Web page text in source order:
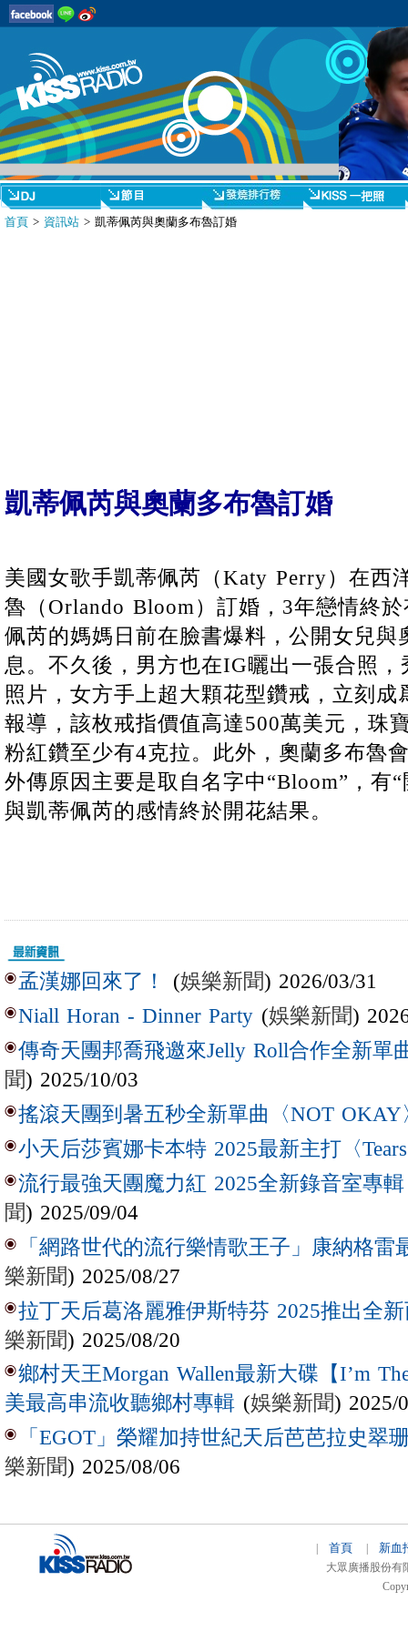
首頁 > 資訊站 > 凱蒂佩芮與奧蘭多布魯訂婚
凱蒂佩芮與奧蘭多布魯訂婚
美國女歌手凱蒂佩芮（Katy Perry）在西
魯（Orlando Bloom）訂婚，3年戀情終
佩芮的媽媽日前在臉書爆料，公開女兒與
息。不久後，男方也在IG曬出一張合照
照片，女方手上超大顆花型鑽戒，立刻
報導，該枚戒指價值高達500萬美元，珠
粉紅鑽至少有4克拉。此外，奧蘭多布魯
外傳原因主要是取自名字中“Bloom”，有
與凱蒂佩芮的感情終於開花結果。
孟漢娜回來了！ (娛樂新聞) 2026/03/31
Niall Horan - Dinner Party (娛樂新聞)
傳奇天團邦喬飛邀來Jelly Roll合作全新單
聞) 2025/10/03
搖滾天團到暑五秒全新單曲〈NOT OKAY
小天后莎賓娜卡本特 2025最新主打〈
流行最強天團魔力紅 2025全新錄音室專
聞) 2025/09/04
「網路世代的流行樂情歌王子」康納格雷
樂新聞) 2025/08/27
拉丁天后葛洛麗雅伊斯特芬 2025推出全新
樂新聞) 2025/08/20
鄉村天王Morgan Wallen最新大碟【I’m
美最高串流收聽鄉村專輯 (娛樂新聞) 2025/
「EGOT」榮耀加持世紀天后芭芭拉史翠
樂新聞) 2025/08/06
首頁 新血
大眾廣播股份有